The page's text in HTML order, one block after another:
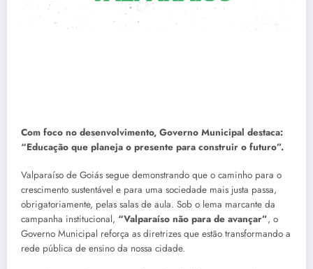
Com foco no desenvolvimento, Governo Municipal destaca:
“Educação que planeja o presente para construir o futuro”.
Valparaíso de Goiás segue demonstrando que o caminho para o
crescimento sustentável e para uma sociedade mais justa passa,
obrigatoriamente, pelas salas de aula. Sob o lema marcante da
campanha institucional, “Valparaíso não para de avançar”, o
Governo Municipal reforça as diretrizes que estão transformando a
rede pública de ensino da nossa cidade.